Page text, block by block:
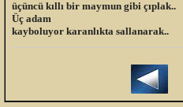
üçüncü kıllı bir maymun gibi çıplak..
Üç adam
kayboluyor karanlıkta sallanarak..